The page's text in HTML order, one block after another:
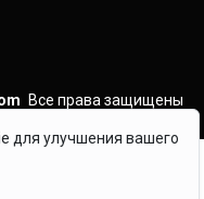
для улучшения вашего
Все права защищены